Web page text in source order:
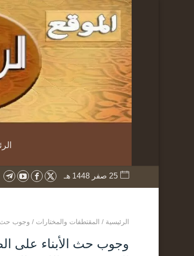
25 صفر 1448 هـ
الرئيسية / المقتطفات والمختارات / وجوب حث الأبناء على الصلاة 7